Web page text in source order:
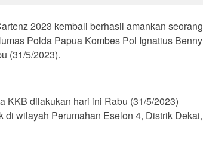
2023 kembali berhasil amankan seorang
Polda Papua Kombes Pol Ignatius Benny
(31/5/2023).
KKB dilakukan hari ini Rabu (31/5/2023)
di wilayah Perumahan Eselon 4, Distrik Dekai,